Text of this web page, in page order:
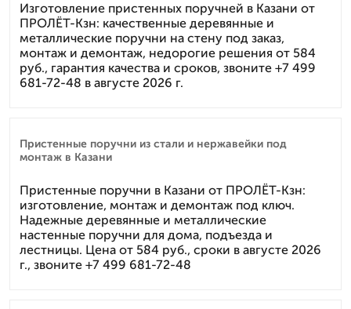
Изготовление пристенных поручней в Казани от
ПРОЛЁТ-Кзн: качественные деревянные и
металлические поручни на стену под заказ,
монтаж и демонтаж, недорогие решения от 584
руб., гарантия качества и сроков, звоните +7 499
681-72-48 в августе 2026 г.
Пристенные поручни из стали и нержавейки под
монтаж в Казани
Пристенные поручни в Казани от ПРОЛЁТ-Кзн:
изготовление, монтаж и демонтаж под ключ.
Надежные деревянные и металлические
настенные поручни для дома, подъезда и
лестницы. Цена от 584 руб., сроки в августе 2026
г., звоните +7 499 681-72-48